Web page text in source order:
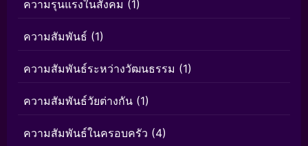
ความรุนแรงในสังคม (1)
ความสัมพันธ์ (1)
ความสัมพันธ์ระหว่างวัฒนธรรม (1)
ความสัมพันธ์วัยต่างกัน (1)
ความสัมพันธ์ในครอบครัว (4)